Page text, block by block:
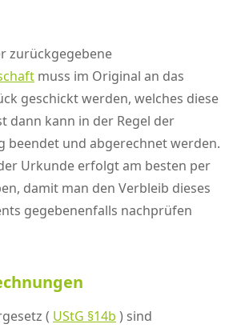
zurückgegebene
muss im Original an das
geschickt werden, welches diese
dann kann in der Regel der
beendet und abgerechnet werden.
Urkunde erfolgt am besten per
damit man den Verbleib dieses
gegebenenfalls nachprüfen
( UStG §14b ) sind